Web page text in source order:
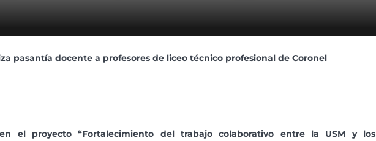
pasantía docente a profesores de liceo técnico profesional de Coronel
el proyecto “Fortalecimiento del trabajo colaborativo entre la USM y los